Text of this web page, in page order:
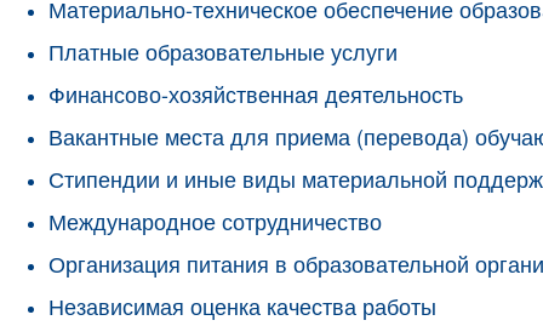
Материально-техническое обеспечение
Платные образовательные услуги
Финансово-хозяйственная деятельность
Вакантные места для приема (перевода)
Стипендии и иные виды материальной
Международное сотрудничество
Организация питания в образовательной
Независимая оценка качества работы